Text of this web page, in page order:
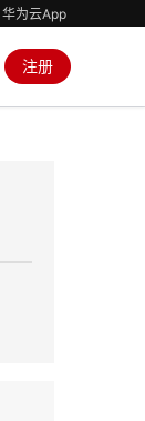
华为云App
注册